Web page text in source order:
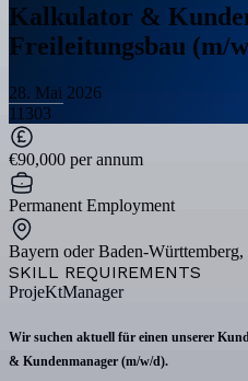
Kalkulator &
Freileitungsbau (m/
28. Mai 2026
11303
€90,000 per annum
Permanent Employment
Bayern oder Baden-
SKILL REQUIREMENTS
ProjeKtManager
Wir suchen aktuell für einen unserer
& Kundenmanager (m/w/d).